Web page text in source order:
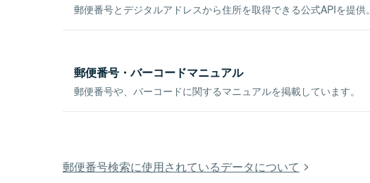
郵便番号とデジタルアドレスから住所を取得できる公式APIを提供。
郵便番号・バーコードマニュアル
郵便番号や、バーコードに関するマニュアルを掲載しています。
郵便番号検索に使用されているデータについて